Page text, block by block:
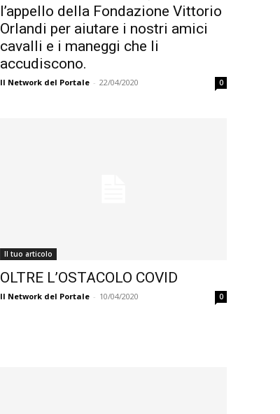
l’appello della Fondazione Vittorio
Orlandi per aiutare i nostri amici
cavalli e i maneggi che li
accudiscono.
Il Network del Portale - 22/04/2020 0
Il tuo articolo
OLTRE L’OSTACOLO COVID
Il Network del Portale - 10/04/2020 0